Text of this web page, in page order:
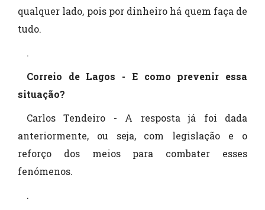
qualquer lado, pois por dinheiro há quem faça de
tudo.
.
Correio de Lagos - E como prevenir essa
situação?
Carlos Tendeiro - A resposta já foi dada
anteriormente, ou seja, com legislação e o
reforço dos meios para combater esses
fenómenos.
.